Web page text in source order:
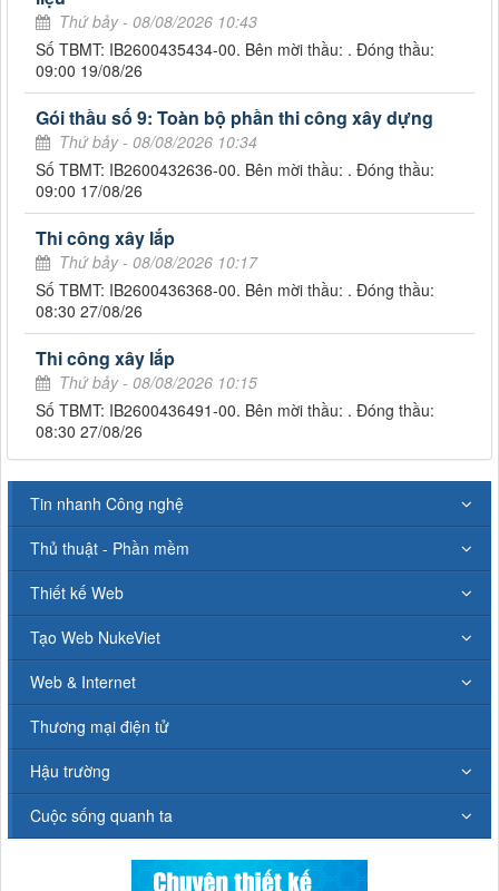
Thứ bảy - 08/08/2026 10:43
Số TBMT: IB2600435434-00. Bên mời thầu: . Đóng thầu:
09:00 19/08/26
Gói thầu số 9: Toàn bộ phần thi công xây dựng
Thứ bảy - 08/08/2026 10:34
Số TBMT: IB2600432636-00. Bên mời thầu: . Đóng thầu:
09:00 17/08/26
Thi công xây lắp
Thứ bảy - 08/08/2026 10:17
Số TBMT: IB2600436368-00. Bên mời thầu: . Đóng thầu:
08:30 27/08/26
Thi công xây lắp
Thứ bảy - 08/08/2026 10:15
Số TBMT: IB2600436491-00. Bên mời thầu: . Đóng thầu:
08:30 27/08/26
Tin nhanh Công nghệ
Thủ thuật - Phần mềm
Thiết kế Web
Tạo Web NukeViet
Web & Internet
Thương mại điện tử
Hậu trường
Cuộc sống quanh ta